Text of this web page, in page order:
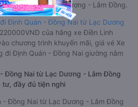
- Đồng Nai từ Lạc Dương - Lâm Đồng.
Định Quán - Đồng Nai từ Lạc Dương
của hãng xe Điền Linh
chương trình khuyến mãi, giá vé Xe
đi Định Quán - Đồng Nai giường nằm
Đồng Nai từ Lạc Dương - Lâm Đồng
tư, đầy đủ tiện nghi
- Đồng Nai từ Lạc Dương - Lâm Đồng